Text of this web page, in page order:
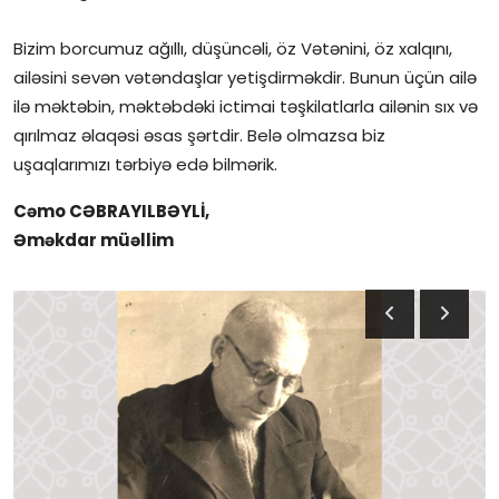
Bizim borcumuz ağıllı, düşüncəli, öz Vətənini, öz xalqını,
ailəsini sevən vətəndaşlar yetişdirməkdir. Bunun üçün ailə
ilə məktəbin, məktəbdəki ictimai təşkilatlarla ailənin sıx və
qırılmaz əlaqəsi əsas şərtdir. Belə olmazsa biz
uşaqlarımızı tərbiyə edə bilmərik.
Cəmo CƏBRAYILBƏYLİ,
Əməkdar müəllim